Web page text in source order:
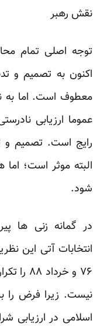
نقش رهبر
توجه اصلی تمام
اکنون به تصمیم و
معطوف است. اما به
عموما ارزیابی
رایج است. تصمیم و
البته موثر است؛
شود.
در گمانه زنی ها
انتخابات آتی این
۷۶ و
نیست. زیرا فرض را
اسلامی در ارزیابی